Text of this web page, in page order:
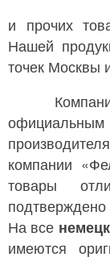
и прочих
Нашей
точек Москвы
компании
товары
На все
имеются